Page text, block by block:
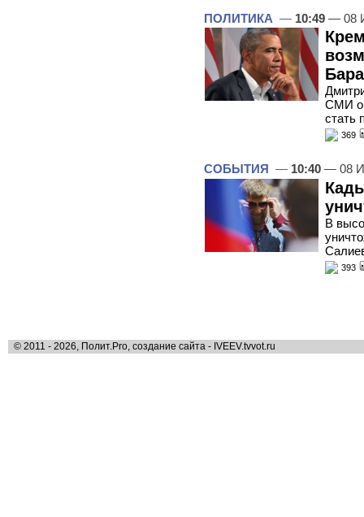
ПОЛИТИКА — 10:49 — 08
СМИ о
стать
369
СОБЫТИЯ — 10:40 — 08
В
393
© 2011 - 2026, Полит.Pro, создание сайта - IVEEV.tvvot.ru